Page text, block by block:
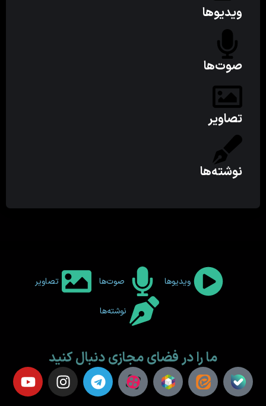
ویدیوها
صوت‌ها
تصاویر
نوشته‌ها
ویدیوها صوت‌ها تصاویر
نوشته‌ها
ما را در فضای مجازی دنبال کنید